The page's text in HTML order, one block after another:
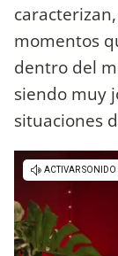
momentos
dentro del
siendo muy
situaciones